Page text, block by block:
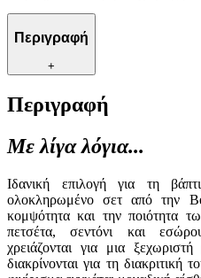
Περιγραφή
+
Περιγραφή
Με λίγα λόγια...
Ιδανική επιλογή για τη
ολοκληρωμένο σετ από την
κομψότητα και την ποιότητα
πετσέτα, σεντόνι και
χρειάζονται για μια
διακρίνονται για τη